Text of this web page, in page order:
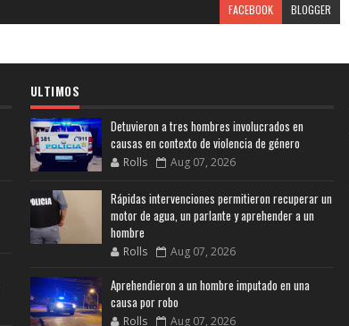
FACEBOOK BLOGGER
ULTIMOS
Detuvieron a tres hombres involucrados en
causas en contexto de violencia de género
Rolls Aug 07, 2026
Rápidas intervenciones permitieron recuperar un
motor de agua, un parlante y aprehender a un
hombre
Rolls Aug 07, 2026
Aprehendieron a un hombre imputado en una
causa por robo
Rolls Aug 07, 2026